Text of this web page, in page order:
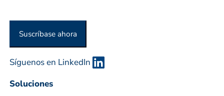
a
c
Suscríbase ahora
Síguenos en LinkedIn
Soluciones